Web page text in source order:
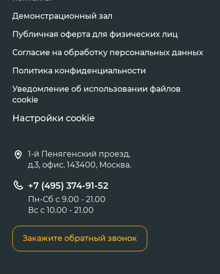
Демонстрационный зал
Публичная оферта для физических лиц
Согласие на обработку персональных данных
Политика конфиденциальности
Уведомление об использовании файлов
cookie
Настройки cookie
1-й Пенягенский проезд,
д.3, офис, 143400, Москва.
+7 (495) 374-91-52
Пн-Сб с 9.00 - 21.00
Вс с 10.00 - 21.00
Закажите обратный звонок